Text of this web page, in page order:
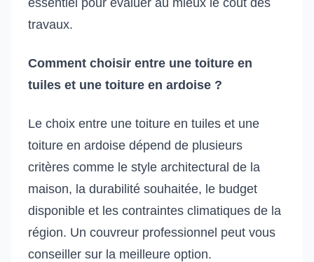
travaux.
Comment choisir entre une toiture en
tuiles et une toiture en ardoise ?
Le choix entre une toiture en tuiles et une
toiture en ardoise dépend de plusieurs
critères comme le style architectural de la
maison, la durabilité souhaitée, le budget
disponible et les contraintes climatiques de la
région. Un couvreur professionnel peut vous
conseiller sur la meilleure option.